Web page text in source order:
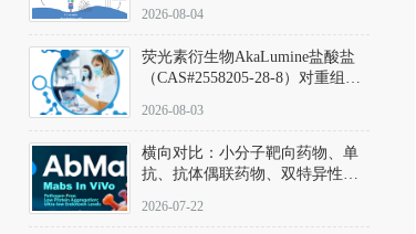
拟帕金森病的核心病理与行为表
2026-08-04
荧光素衍生物AkaLumine盐酸盐
（CAS#2558205-28-8）对重组萤
数（Km）为2.06 μM；其近红外
发光特性赋予优异的组织穿透能
力，大幅增强成像信噪比，从而
实现活体动物模型中极低给药剂
量下的高灵敏度、非侵入式生物
2026-08-03
横向对比：小分子靶向药物、单
抗、抗体偶联药物、双特异性抗
及应用瓶颈
2026-07-22